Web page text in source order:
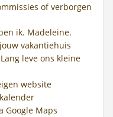
of verborgen
ik. Madeleine.
vakantiehuis
leve ons kleine
website
Google Maps